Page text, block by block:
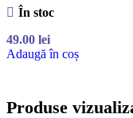
În stoc
49.00 lei
Adaugă în coș
Produse